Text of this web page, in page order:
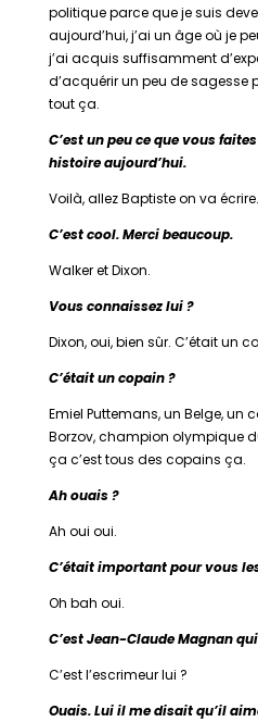
politique parce que je suis
aujourd’hui, j’ai un âge où je
j’ai acquis suffisamment
d’acquérir un peu de sagesse
tout ça.
C’est un peu ce que vous
histoire aujourd’hui.
Voilà, allez Baptiste on va écrire.
C’est cool. Merci beaucoup.
Walker et Dixon.
Vous connaissez lui ?
Dixon, oui, bien sûr. C’était un
C’était un copain ?
Emiel Puttemans, un Belge, un
Borzov, champion olympique
ça c’est tous des copains ça.
Ah ouais ?
Ah oui oui.
C’était important pour vous
Oh bah oui.
C’est Jean-Claude Magnan
C’est l’escrimeur lui ?
Ouais. Lui il me disait qu’il